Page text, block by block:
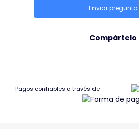
Enviar pregunta
Compártelo
Pagos confiables a través de